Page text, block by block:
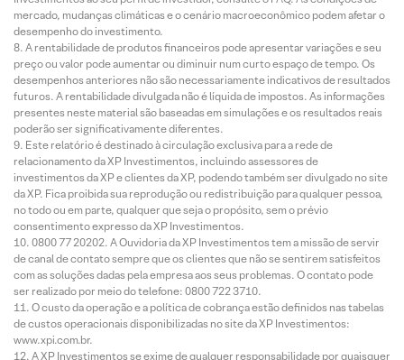
mercado, mudanças climáticas e o cenário macroeconômico podem afetar o
desempenho do investimento.
A rentabilidade de produtos financeiros pode apresentar variações e seu
preço ou valor pode aumentar ou diminuir num curto espaço de tempo. Os
desempenhos anteriores não são necessariamente indicativos de resultados
futuros. A rentabilidade divulgada não é líquida de impostos. As informações
presentes neste material são baseadas em simulações e os resultados reais
poderão ser significativamente diferentes.
Este relatório é destinado à circulação exclusiva para a rede de
relacionamento da XP Investimentos, incluindo assessores de
investimentos da XP e clientes da XP, podendo também ser divulgado no site
da XP. Fica proibida sua reprodução ou redistribuição para qualquer pessoa,
no todo ou em parte, qualquer que seja o propósito, sem o prévio
consentimento expresso da XP Investimentos.
0800 77 20202. A Ouvidoria da XP Investimentos tem a missão de servir
de canal de contato sempre que os clientes que não se sentirem satisfeitos
com as soluções dadas pela empresa aos seus problemas. O contato pode
ser realizado por meio do telefone: 0800 722 3710.
O custo da operação e a política de cobrança estão definidos nas tabelas
de custos operacionais disponibilizadas no site da XP Investimentos:
www.xpi.com.br.
A XP Investimentos se exime de qualquer responsabilidade por quaisquer